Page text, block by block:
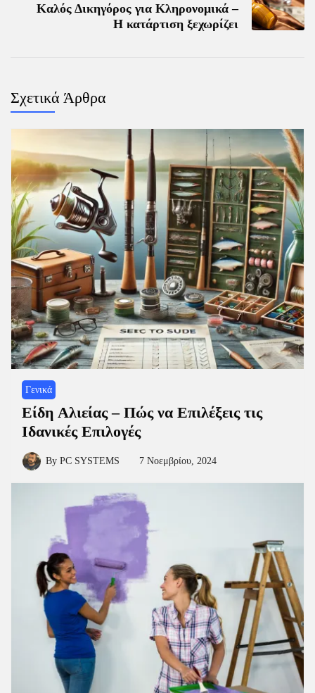
Καλός Δικηγόρος για Κληρονομικά –
Η κατάρτιση ξεχωρίζει
Σχετικά Άρθρα
Γενικά
Eίδη Αλιείας – Πώς να Επιλέξεις τις
Ιδανικές Επιλογές
By PC SYSTEMS 7 Νοεμβρίου, 2024